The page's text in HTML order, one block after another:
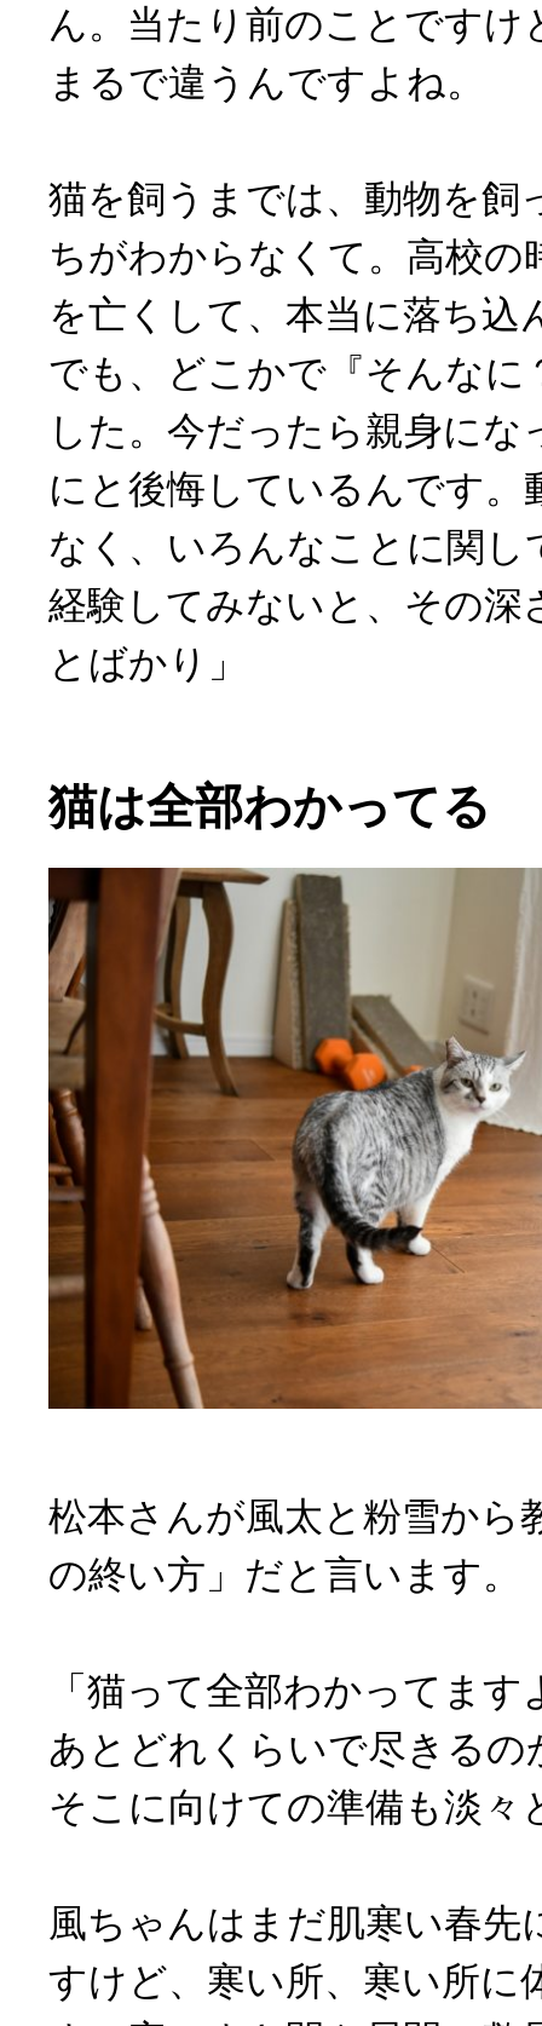
ん。当たり前のことですけ
まるで違うんですよね。
猫を飼うまでは、動物を飼
ちがわからなくて。高校の
を亡くして、本当に落ち込
でも、どこかで『そんなに
した。今だったら親身に
にと後悔しているんです。
なく、いろんなことに関
経験してみないと、その深
とばかり」
猫は全部わかってる
松本さんが風太と粉雪から
の終い方」だと言います。
「猫って全部わかってま
あとどれくらいで尽きる
そこに向けての準備も淡々
風ちゃんはまだ肌寒い春先
すけど、寒い所、寒い所に